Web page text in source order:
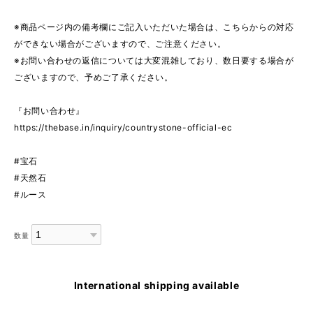
※商品ページ内の備考欄にご記入いただいた場合は、こちらからの対応
ができない場合がございますので、ご注意ください。
※お問い合わせの返信については大変混雑しており、数日要する場合が
ございますので、予めご了承ください。
『お問い合わせ』
https://thebase.in/inquiry/countrystone-official-ec
#宝石
#天然石
#ルース
数量
International shipping available